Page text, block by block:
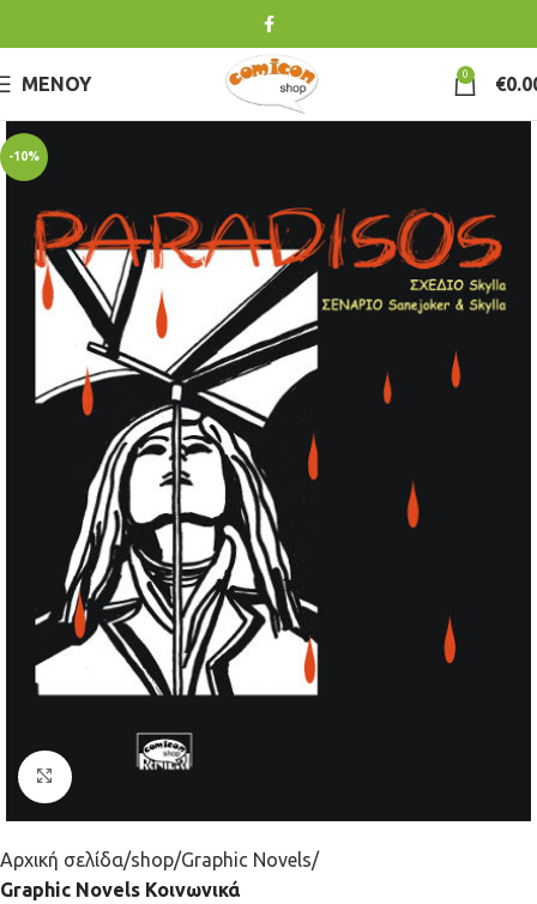
ΜΕΝΟΎ 0 €
-10%
Κλικ για μεγέθυνση
Αρχική σελίδα shop Graphic Novels
Graphic Novels Κοινωνικά